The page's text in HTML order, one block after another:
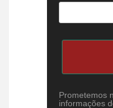
Prometemos
informações